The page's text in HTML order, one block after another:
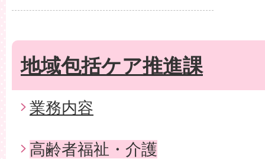
地域包括ケア推進課
業務内容
高齢者福祉・介護